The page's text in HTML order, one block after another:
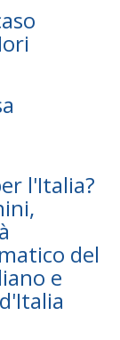
l'Italia?
del
e